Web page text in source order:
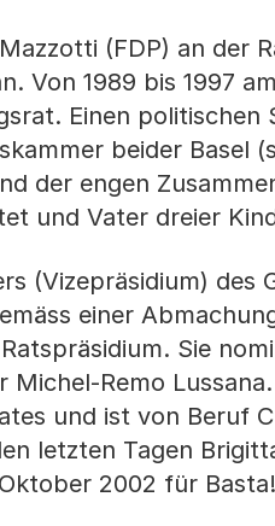
(FDP) an der
Von 1989 bis 1997
Einen
beider Basel
der engen
und Vater dreier
(Vizepräsidium) des
einer
Sie
Remo
und ist von Beruf
letzten Tagen
2002 für